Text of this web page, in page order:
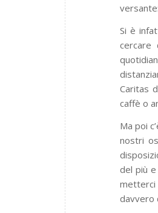
Si è
cercare
Caritas
caffè o
Ma poi
nostri
del più
davvero